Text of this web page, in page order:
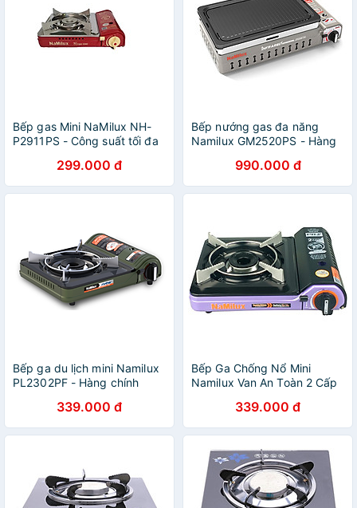
Bếp gas Mini NaMilux NH-
P2911PS - Công suất tối đa
299.000 đ
Bếp nướng gas đa năng
Namilux GM2520PS - Hàng
990.000 đ
Bếp ga du lịch mini Namilux
PL2302PF - Hàng chính
339.000 đ
Bếp Ga Chống Nổ Mini
Namilux Van An Toàn 2 Cấp
Chính Hãng (Giao Màu Ngẫu
Nhiên)
339.000 đ